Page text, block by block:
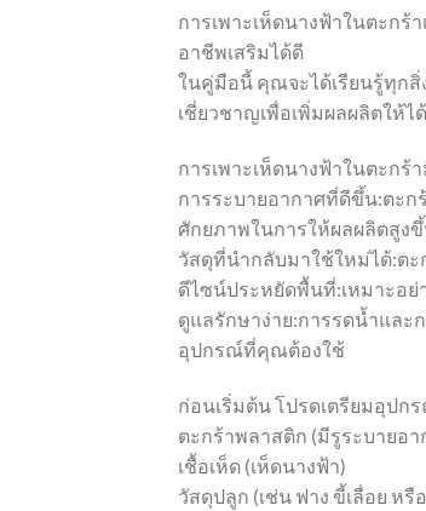
การเพาะเห็ดนางฟ้าในตะกร้
อาชีพเสริมได้ดี
ในคู่มือนี้ คุณจะได้เรียนรู้ทุกสิ่
เชี่ยวชาญเพื่อเพิ่มผลผลิตให้ไ
การเพาะเห็ดนางฟ้าในตะกร้
การระบายอากาศที่ดีขึ้น:ตะก
ศักยภาพในการให้ผลผลิตสูง
วัสดุที่นำกลับมาใช้ใหม่ได้:ต
ดีไซน์ประหยัดพื้นที่:เหมาะอ
ดูแลรักษาง่าย:การรดน้ำและ
อุปกรณ์ที่คุณต้องใช้
ก่อนเริ่มต้น โปรดเตรียมอุปก
ตะกร้าพลาสติก (มีรูระบายอา
เชื้อเห็ด (เห็ดนางฟ้า)
วัสดุปลูก (เช่น ฟาง ขี้เลื่อย หรื